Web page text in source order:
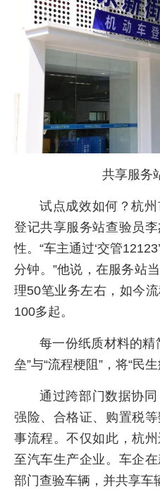
共享服务
试点成效如何？杭
登记共享服务站查验员
性。“车主通过‘交管
分钟。”他说，在服务站
理50笔业务左右，如今
100多起。
每一份纸质材料的精
垒”与“流程梗阻”，将“民
通过跨部门数据协
强险、合格证、购置税
事流程。不仅如此，杭
至汽车生产企业。车企
部门查验车辆，并共享车